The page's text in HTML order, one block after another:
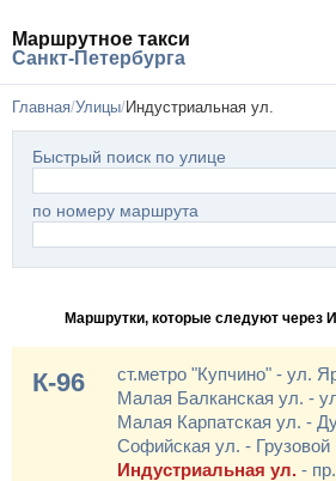
Маршрутное такси
Санкт-Петербурга
Главная Улицы Индустриальная ул.
Быстрый поиск по улице
по номеру маршрута
Маршрутки, которые следуют через
К-96
ст.метро "Купчино" - ул.
Малая Балканская ул. -
Малая Карпатская ул. -
Софийская ул. - Грузовой
Индустриальная ул. -